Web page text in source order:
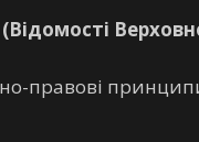
(Відомості
правові